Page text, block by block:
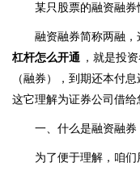
某只股票的融资融券
融资融券简称两融
杠杆怎么开通 ，就是投
（融券），到期还本付
这它理解为证券公司借给
一、什么是融资融券
为了便于理解，咱